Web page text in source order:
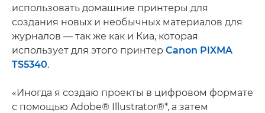
использовать домашние принтеры для
создания новых и необычных материалов для
журналов — так же как и Киа, которая
использует для этого принтер Canon PIXMA
TS5340.
«Иногда я создаю проекты в цифровом формате
с помощью Adobe® Illustrator®*, а затем